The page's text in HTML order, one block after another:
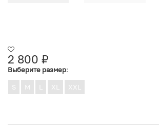
2 800 ₽
Выберите размер:
S M L XL XXL